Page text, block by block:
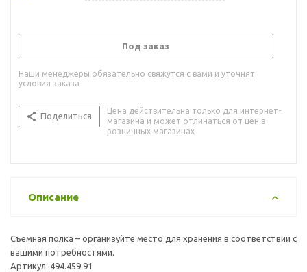
Под заказ
Наши менеджеры обязательно свяжутся с вами и уточнят
условия заказа
Поделиться
Цена действительна только для интернет-
магазина и может отличаться от цен в
розничных магазинах
Описание
Съемная полка – организуйте место для хранения в соответствии с
вашими потребностями.
Артикул: 494.459.91